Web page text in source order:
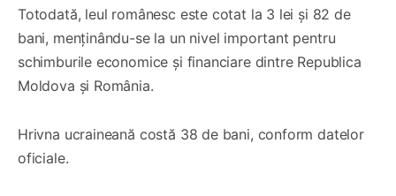
Totodată, leul românesc este cotat la 3 lei și 82 de
bani, menținându-se la un nivel important pentru
schimburile economice și financiare dintre Republica
Moldova și România.
Hrivna ucraineană costă 38 de bani, conform datelor
oficiale.